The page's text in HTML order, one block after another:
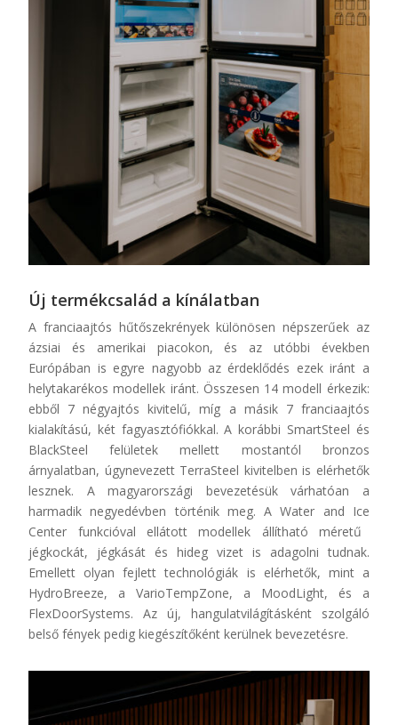
Új termékcsalád a kínálatban
A franciaajtós hűtőszekrények különösen népszerűek az
ázsiai és amerikai piacokon, és az utóbbi években
Európában is egyre nagyobb az érdeklődés ezek iránt a
helytakarékos modellek iránt. Összesen 14 modell érkezik:
ebből 7 négyajtós kivitelű, míg a másik 7 franciaajtós
kialakítású, két fagyasztófiókkal. A korábbi SmartSteel és
BlackSteel felületek mellett mostantól bronzos
árnyalatban, úgynevezett TerraSteel kivitelben is elérhetők
lesznek. A magyarországi bevezetésük várhatóan a
harmadik negyedévben történik meg. AWater and Ice
Center funkcióval ellátott modellek állítható méretű
jégkockát, jégkását és hideg vizet is adagolni tudnak.
Emellett olyan fejlett technológiák is elérhetők, mint a
HydroBreeze, aVarioTempZone, a MoodLight, és a
FlexDoorSystems. Az új, hangulatvilágításként szolgáló
belső fények pedig kiegészítőként kerülnek bevezetésre.